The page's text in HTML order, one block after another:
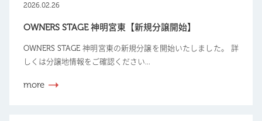
2026.02.26
OWNERS STAGE 神明宮東【新規分譲開始】
OWNERS STAGE 神明宮東の新規分譲を開始いたしました。 詳
しくは分譲地情報をご確認ください...
more